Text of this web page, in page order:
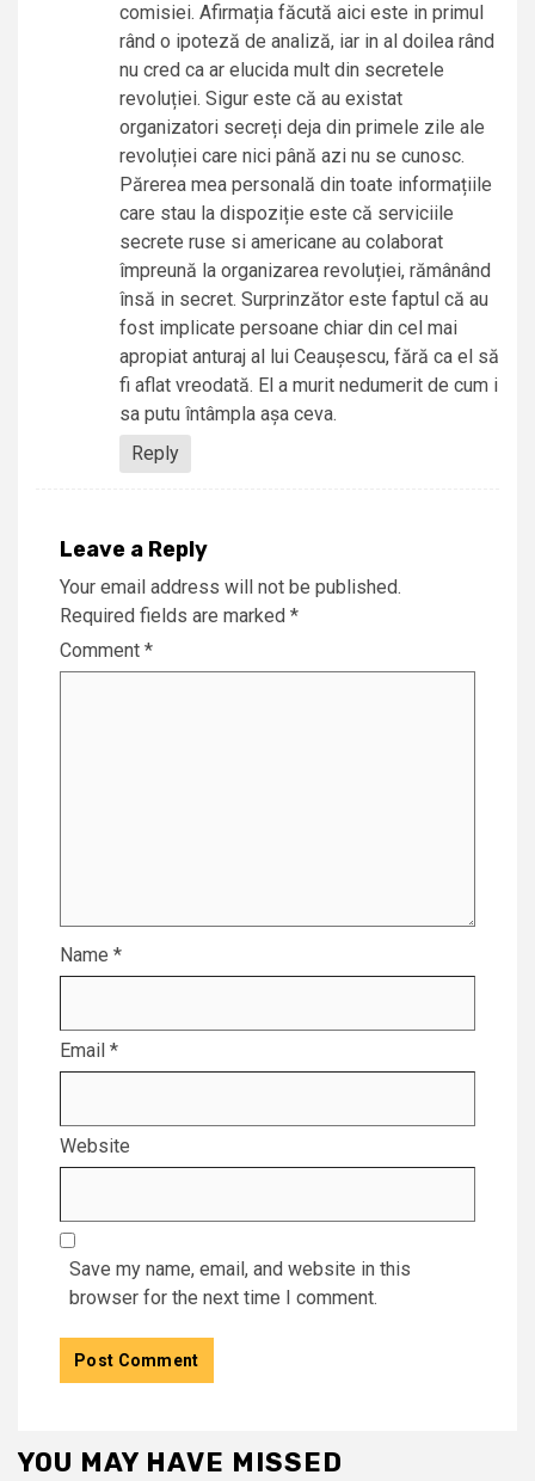
comisiei. Afirmația făcută aici este in primul
rând o ipoteză de analiză, iar in al doilea rând
nu cred ca ar elucida mult din secretele
revoluției. Sigur este că au existat
organizatori secreți deja din primele zile ale
revoluției care nici până azi nu se cunosc.
Părerea mea personală din toate informațiile
care stau la dispoziție este că serviciile
secrete ruse si americane au colaborat
împreună la organizarea revoluției, rămânând
însă in secret. Surprinzător este faptul că au
fost implicate persoane chiar din cel mai
apropiat anturaj al lui Ceaușescu, fără ca el să
fi aflat vreodată. El a murit nedumerit de cum i
sa putu întâmpla așa ceva.
Reply
Leave a Reply
Your email address will not be published.
Required fields are marked *
Comment *
Name *
Email *
Website
Save my name, email, and website in this
browser for the next time I comment.
YOU MAY HAVE MISSED